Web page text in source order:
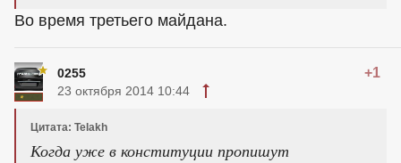
Во время третьего майдана.
0255 +1
23 октября 2014 10:44
Цитата: Telakh
Когда уже в конституции пропишут